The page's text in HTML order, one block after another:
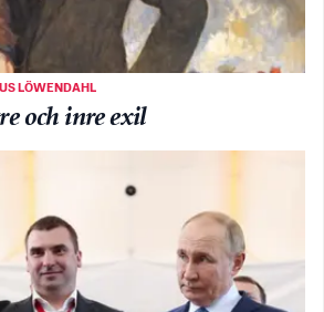
LÖWENDAHL
och inre exil